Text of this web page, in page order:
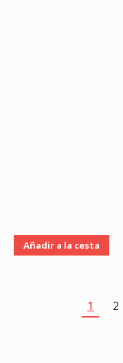
Añadir a la cesta
1 2